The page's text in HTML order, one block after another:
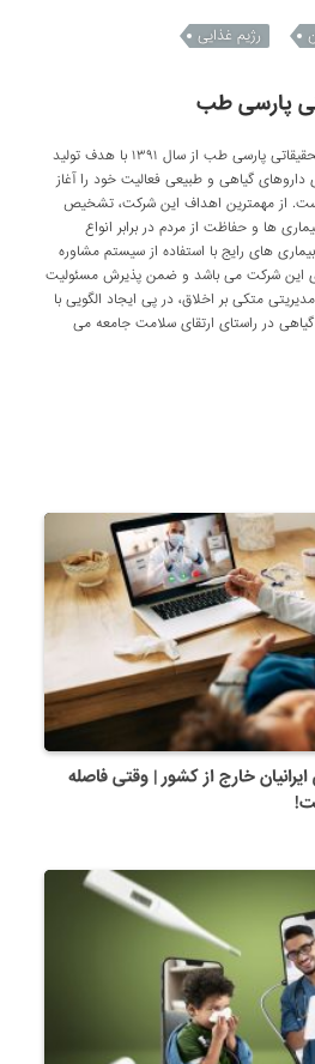
رژیم غذایی
پارسی طب
شرکت تحقیقاتی پارسی طب از سال ۱۳۹۱ با هدف تولید
داروهای گیاهی و طبیعی فعالیت خود را آغاز
از مهمترین اهداف این شرکت، تشخیص
ها و حفاظت از مردم در برابر انواع
های رایج با استفاده از سیستم مشاوره
این شرکت می باشد و ضمن پذیرش مسئولیت
متکی بر اخلاق، در پی ایجاد الگویی با
در راستای ارتقای سلامت جامعه می
خارج از کشور | وقتی فاصله